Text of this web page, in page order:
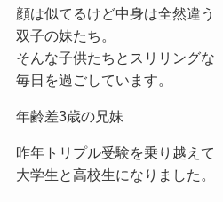
顔は似てるけど中身は全然違う
双子の妹たち。
そんな子供たちとスリリングな
毎日を過ごしています。
年齢差3歳の兄妹
昨年トリプル受験を乗り越えて
大学生と高校生になりました。